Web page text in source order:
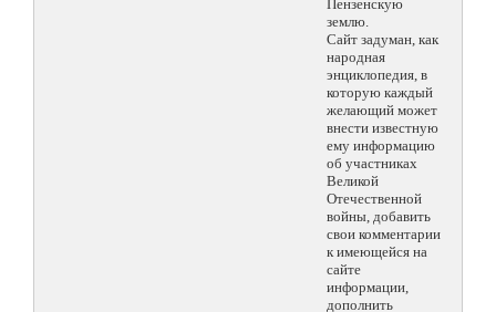
Пензенскую
землю.
Сайт задуман, как
народная
энциклопедия, в
которую каждый
желающий может
внести известную
ему информацию
об участниках
Великой
Отечественной
войны, добавить
свои комментарии
к имеющейся на
сайте
информации,
дополнить